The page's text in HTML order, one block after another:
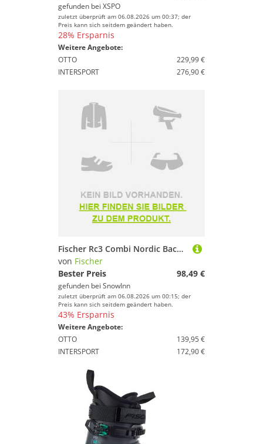
gefunden bei XSPO
zuletzt überprüft am 06.08.2026 um 00:37; der
Preis kann sich seitdem geändert haben.
28% Ersparnis
Weitere Angebote:
OTTO
229,99 €
INTERSPORT
276,90 €
Fischer Rc3 Combi Nordic Backcountry Boots Schwarz 24.25 Mann
von Fischer
Bester Preis
98,49 €
gefunden bei SnowInn
zuletzt überprüft am 06.08.2026 um 00:15; der
Preis kann sich seitdem geändert haben.
43% Ersparnis
Weitere Angebote:
OTTO
139,95 €
INTERSPORT
172,90 €